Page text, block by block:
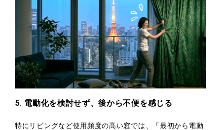
5. 電動化を検討せず、後から不便を感じる
特にリビングなど使用頻度の高い窓では、「最初から電動